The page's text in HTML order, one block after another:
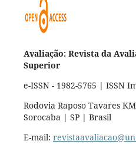
Avaliação: Revista da
Superior
e-ISSN - 1982-5765 | ISSN
Rodovia Raposo Tavares
Sorocaba | SP | Brasil
E-mail: